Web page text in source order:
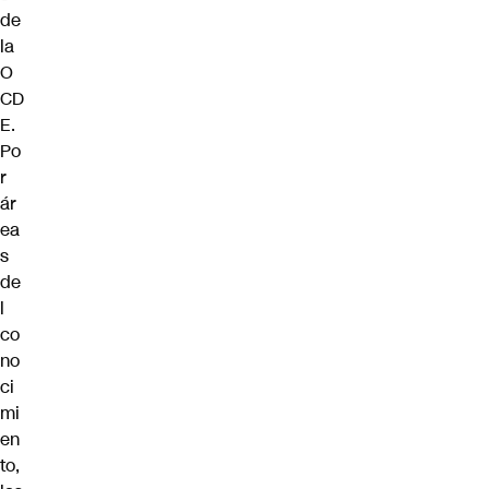
de
la
O
CD
E.
Po
r
ár
ea
s
de
l
co
no
ci
mi
en
to,